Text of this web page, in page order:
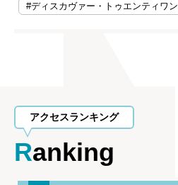
#ディスカヴァー・トゥエンティワン
アクセスランキング
Ranking